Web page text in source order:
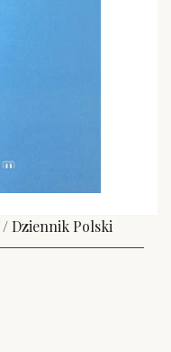
/ Dziennik Polski